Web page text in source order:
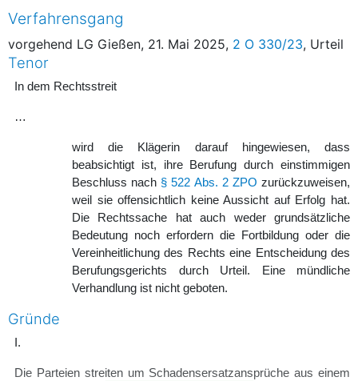
Verfahrensgang
vorgehend LG Gießen, 21. Mai 2025, 2 O 330/23, Urteil
Tenor
In dem Rechtsstreit
…
wird die Klägerin darauf hingewiesen, dass
beabsichtigt ist, ihre Berufung durch einstimmigen
Beschluss nach § 522 Abs. 2 ZPO zurückzuweisen,
weil sie offensichtlich keine Aussicht auf Erfolg hat.
Die Rechtssache hat auch weder grundsätzliche
Bedeutung noch erfordern die Fortbildung oder die
Vereinheitlichung des Rechts eine Entscheidung des
Berufungsgerichts durch Urteil. Eine mündliche
Verhandlung ist nicht geboten.
Gründe
I.
Die Parteien streiten um Schadensersatzansprüche aus einem